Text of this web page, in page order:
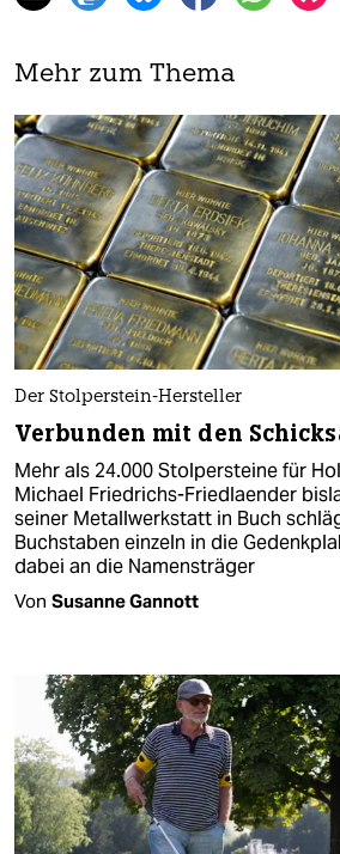
Mehr zum Thema
Der Stolperstein-Hersteller
Verbunden mit den
Mehr als 24.000 Stolpersteine für
Michael Friedrichs-Friedlaender
seiner Metallwerkstatt in Buch
Buchstaben einzeln in die
dabei an die Namensträger
Von Susanne Gannott